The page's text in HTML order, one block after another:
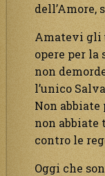
dell’Amore,
Amatevi gli
opere per
non
l’unico
Non
non
contro le
Oggi che